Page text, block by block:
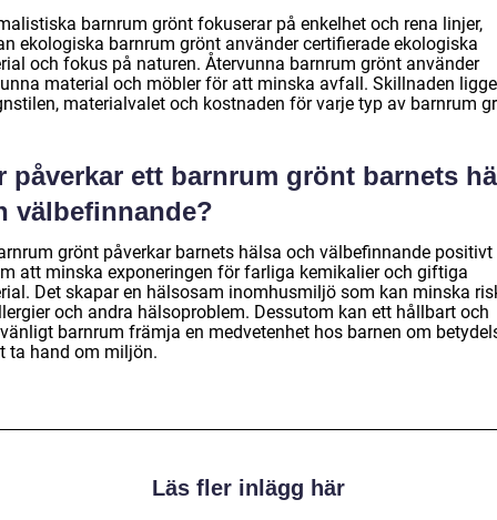
barnrum grönt fokuserar på enkelhet och rena linjer,
ekologiska barnrum grönt använder certifierade ekologiska
och fokus på naturen. Återvunna barnrum grönt använder
material och möbler för att minska avfall. Skillnaden
materialvalet och kostnaden för varje typ av barnrum
påverkar ett barnrum grönt barnets
välbefinnande?
grönt påverkar barnets hälsa och välbefinnande positivt
att minska exponeringen för farliga kemikalier och giftiga
Det skapar en hälsosam inomhusmiljö som kan minska
och andra hälsoproblem. Dessutom kan ett hållbart och
barnrum främja en medvetenhet hos barnen om
ta hand om miljön.
Läs fler inlägg här